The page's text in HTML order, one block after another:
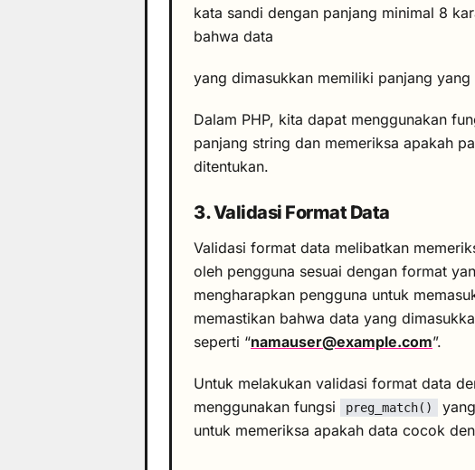
kata sandi dengan panjang minimal 8
bahwa data
yang dimasukkan memiliki panjang yang
Dalam PHP, kita dapat menggunakan
panjang string dan memeriksa apakah
ditentukan.
3. Validasi Format Data
Validasi format data melibatkan
oleh pengguna sesuai dengan format
mengharapkan pengguna untuk
memastikan bahwa data yang
seperti “namauser@example.com”.
Untuk melakukan validasi format data
menggunakan fungsi
preg_match()
untuk memeriksa apakah data cocok